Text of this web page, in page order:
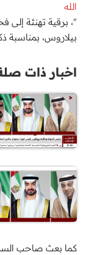
الله
"، برقية تهنئة إلى
بيلاروس، بمناسبة
اخبار ذات
كما بعث صاحب